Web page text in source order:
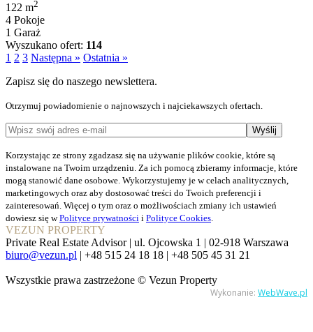
122 m2
4 Pokoje
1 Garaż
Wyszukano ofert: 114
1 2 3 Następna » Ostatnia »
Zapisz się do naszego newslettera.
Otrzymuj powiadomienie o najnowszych i najciekawszych ofertach.
Korzystając ze strony zgadzasz się na używanie plików cookie, które są
instalowane na Twoim urządzeniu. Za ich pomocą zbieramy informacje, które
mogą stanowić dane osobowe. Wykorzystujemy je w celach analitycznych,
marketingowych oraz aby dostosować treści do Twoich preferencji i
zainteresowań. Więcej o tym oraz o możliwościach zmiany ich ustawień
dowiesz się wPolityce prywatności i Polityce Cookies
VEZUN PROPERTY
Private Real Estate Advisor | ul. Ojcowska 1 | 02-918 Warszawa
biuro@vezun.pl | +48­ 515­ 24 18 18 | +48­ 505­ 45 31 21
Wszystkie prawa zastrzeżone © Vezun Property
Wykonanie: WebWave.pl